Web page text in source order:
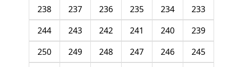
233
234
235
236
237
238
239
240
241
242
243
244
245
246
247
248
249
250